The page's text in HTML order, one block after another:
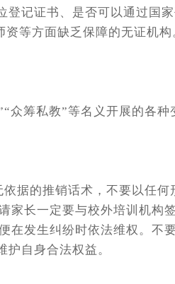
记证书、是否可以通过国
等方面缺乏保障的无证机构
筹私教”等名义开展的各种
的推销话术，不要以任何
家长一定要与校外培训机
在发生纠纷时依法维权。
自身合法权益。